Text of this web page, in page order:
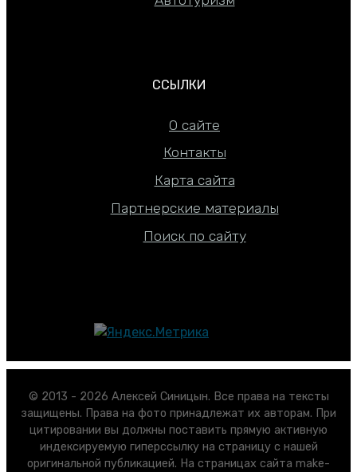
ССЫЛКИ
О сайте
Контакты
Карта сайта
Партнерские материалы
Поиск по сайту
© 2013 - 2026 Алексей Синицын. Все права на тексты
защищены. Права на фото принадлежат их авторам. При
цитировании вы должны поставить прямую активную
индексируемую гиперссылку на страницу с нашей
оригинальной публикацией. На страницах сайта make-